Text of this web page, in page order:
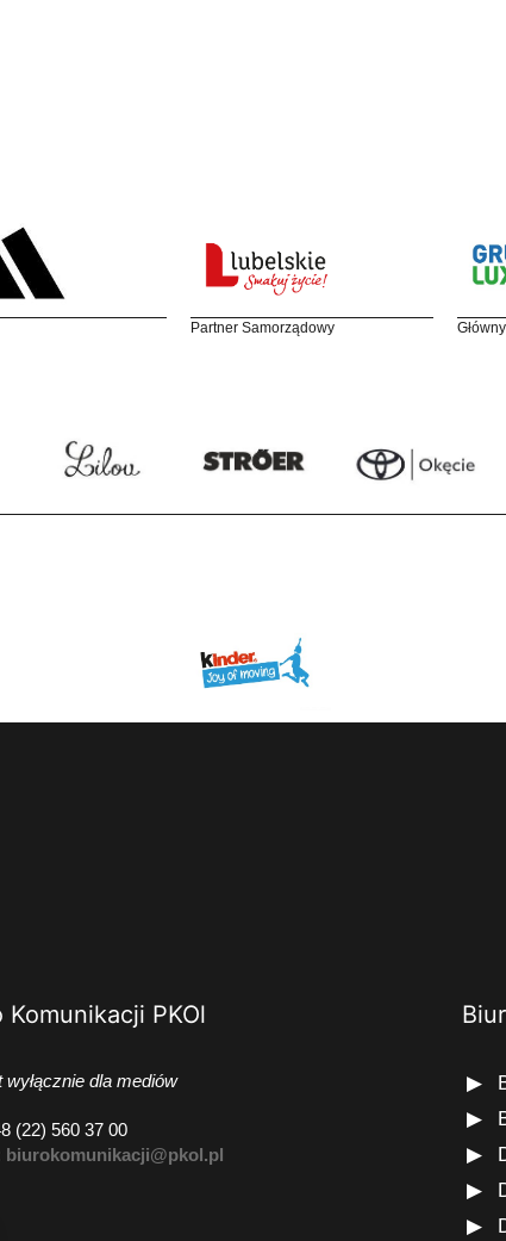
Partner Samorządowy
Komunikacji PKOl
wyłącznie dla mediów
(22) 560 37 00
biurokomunikacji@pkol.pl